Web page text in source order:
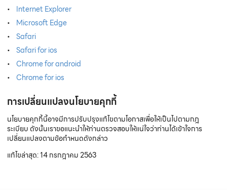
Internet Explorer
Microsoft Edge
Safari
Safari for ios
Chrome for android
Chrome for ios
การเปลี่ยนแปลงนโยบายคุกกี้
นโยบายคุกกี้นี้อาจมีการปรับปรุงแก้ไขตามโอกาสเพื่อให้เป็นไปตามกฎ
ระเบียบ ดังนั้นเราขอแนะนำให้ท่านตรวจสอบให้แน่ใจว่าท่านได้เข้าใจการ
เปลี่ยนแปลงตามข้อกำหนดดังกล่าว
แก้ไขล่าสุด: 14 กรกฎาคม 2563